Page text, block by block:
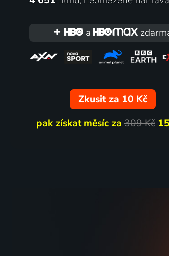
a
Zkusit za 10 Kč
pak získat měsíc za309 Kč